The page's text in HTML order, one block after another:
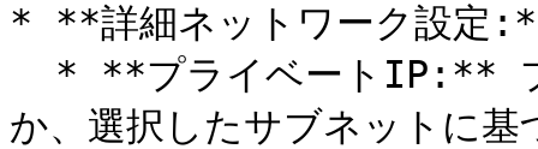
* **詳細ネットワーク設定
か、選択したサブネットに